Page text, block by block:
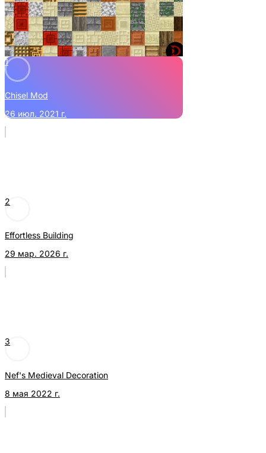
1
Chisel Mod
26 июл. 2021 г.
2
Effortless Building
29 мар. 2026 г.
3
Nef's Medieval Decoration
8 мая 2022 г.